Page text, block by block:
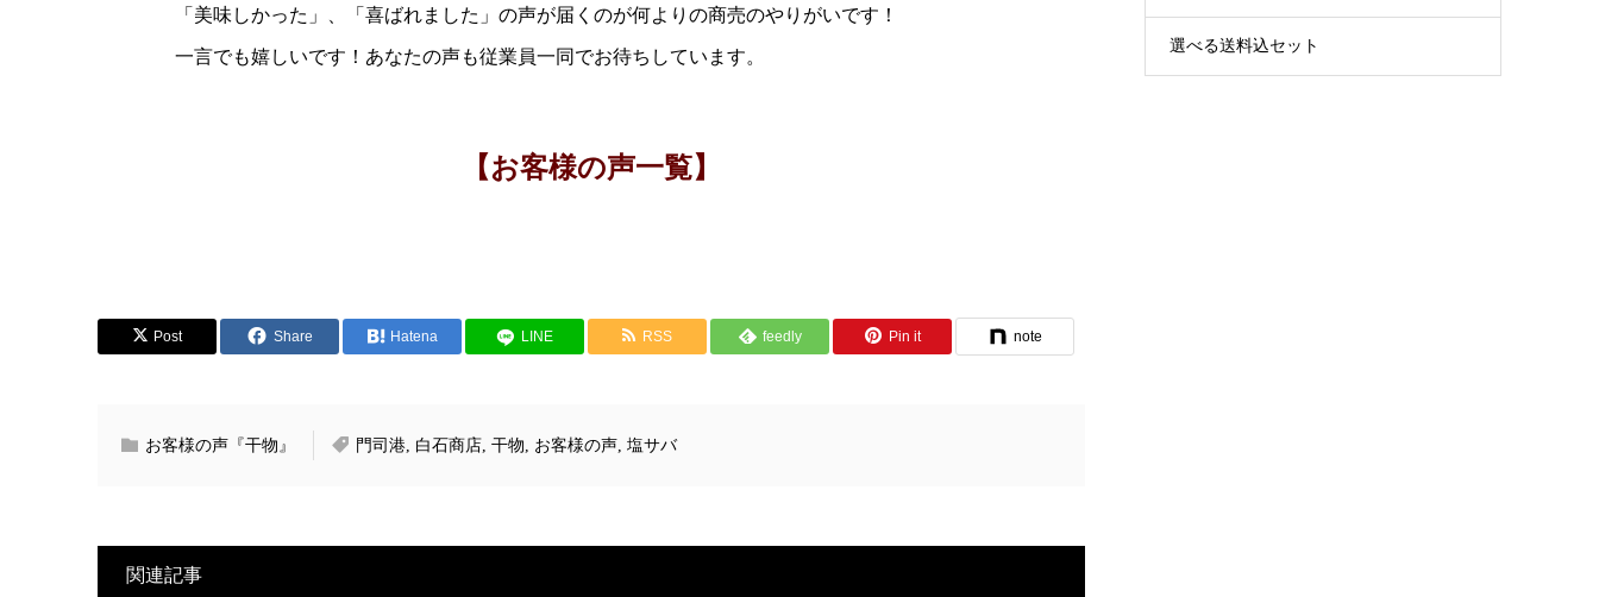
「美味しかった」、「喜ばれました」の声が届くのが何よりの商売のやりがいです！
一言でも嬉しいです！あなたの声も従業員一同でお待ちしています。
【お客様の声一覧】
Post Share Hatena LINE RSS feedly Pin it note
お客様の声『干物』 門司港 白石商店 干物 お客様の声 塩サバ
関連記事
選べる送料込セット